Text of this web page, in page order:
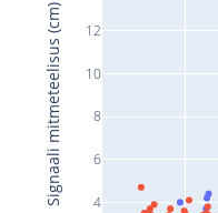
4
6
8
10
12
Signaali mitmeteelisus (cm)